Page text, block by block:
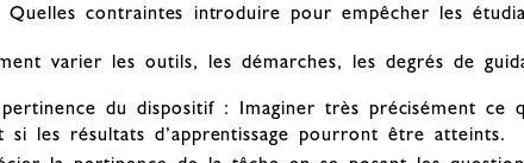
Quelles contraintes introduire pour empêcher les
varier les outils, les démarches, les degrés de
du dispositif : Imaginer très précisément
si les résultats d’apprentissage pourront être atteints.